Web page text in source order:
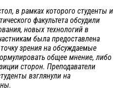
в рамках которого студенты и
факультета обсудили
новых технологий в
была предоставлена
зрения на обсуждаемые
общее мнение, либо
сторон. Преподаватели
взглянули на